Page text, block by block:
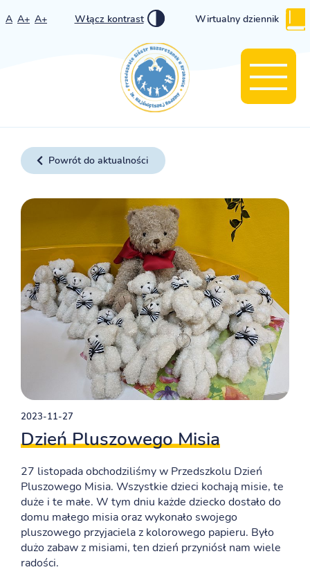
A A+ A+ Włącz kontrast Wirtualny dziennik
Powrót do aktualności
2023-11-27
Dzień Pluszowego Misia
27 listopada obchodziliśmy w Przedszkolu Dzień
Pluszowego Misia. Wszystkie dzieci kochają misie, te
duże i te małe. W tym dniu każde dziecko dostało do
domu małego misia oraz wykonało swojego
pluszowego przyjaciela z kolorowego papieru. Było
dużo zabaw z misiami, ten dzień przyniósł nam wiele
radości.